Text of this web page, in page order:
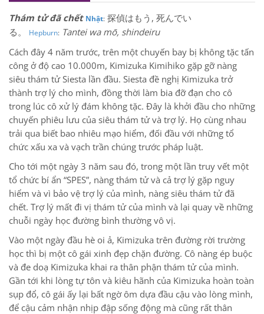
Thám tử đã chết Nhật: 探偵はもう, 死んでい
る。
Hepburn: Tantei wa mō, shindeiru
Cách đây 4 năm trước, trên một chuyến bay bị không tặc tấn
công ở độ cao 10.000m, Kimizuka Kimihiko gặp gỡ nàng
siêu thám tử Siesta lần đầu. Siesta đề nghị Kimizuka trở
thành trợ lý cho mình, đồng thời làm bia đỡ đạn cho cô
trong lúc cô xử lý đám không tặc. Đây là khởi đầu cho những
chuyến phiêu lưu của siêu thám tử và trợ lý. Họ cùng nhau
trải qua biết bao nhiêu mạo hiểm, đối đầu với những tổ
chức xấu xa và vạch trần chúng trước pháp luật.
Cho tới một ngày 3 năm sau đó, trong một lần truy vết một
tổ chức bí ẩn “SPES”, nàng thám tử và cả trợ lý gặp nguy
hiểm và vì bảo vệ trợ lý của mình, nàng siêu thám tử đã
chết. Trợ lý mất đi vị thám tử của mình và lại quay về những
chuỗi ngày học đường bình thường vô vị.
Vào một ngày đầu hè oi ả, Kimizuka trên đường rời trường
học thì bị một cô gái xinh đẹp chặn đường. Cô nàng ép buộc
và đe doạ Kimizuka khai ra thân phận thám tử của mình.
Gần tới khi lòng tự tôn và kiêu hãnh của Kimizuka hoàn toàn
sụp đổ, cô gái ấy lại bất ngờ ôm dựa đầu cậu vào lòng mình,
để cậu cảm nhận nhịp đập sống động mà cũng rất thân